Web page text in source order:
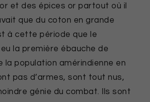
et des épices or partout où il
que du coton en grande
à cette période que le
la première ébauche de
la population amérindienne en
pas d’armes, sont tout nus,
génie du combat. Ils sont